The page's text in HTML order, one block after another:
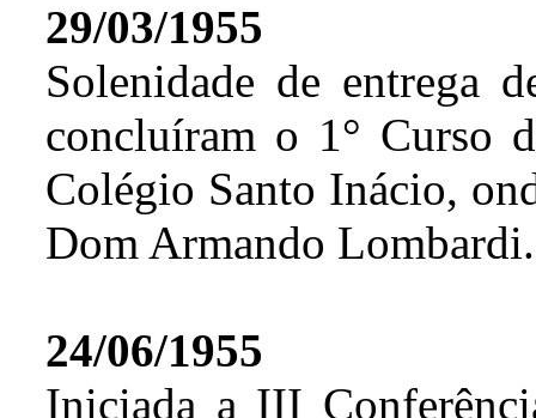
29/03/1955
Solenidade de entrega
concluíram o 1° Curso
Colégio Santo Inácio,
Dom Armando Lombardi.
24/06/1955
Iniciada a III